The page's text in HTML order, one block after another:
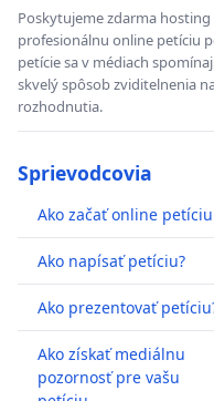
Poskytujeme zdarma
profesionálnu online petíciu
petície sa v médiach
skvelý spôsob zviditelnenia
rozhodnutia.
Sprievodcovia
Ako začať online petíciu
Ako napísať petíciu?
Ako prezentovať
Ako získať mediálnu
pozornosť pre vašu